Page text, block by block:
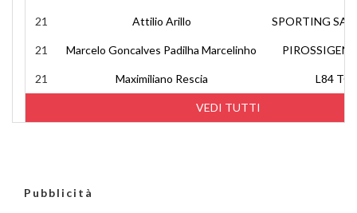
VEDI TUTTI
21 Attilio Arillo SPORTING
21 Marcelo Goncalves Padilha Marcelinho
21 Maximiliano Rescia L84
Pubblicità